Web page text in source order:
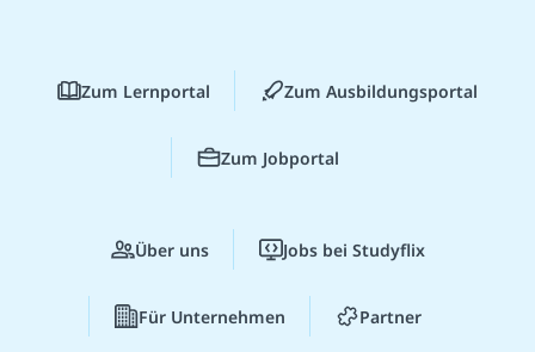
Zum Lernportal Zum Ausbildungsportal
Zum Jobportal
Über uns Jobs bei Studyflix
Für Unternehmen Partner